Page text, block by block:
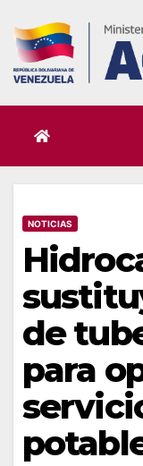
content
NOTICIAS
de
para